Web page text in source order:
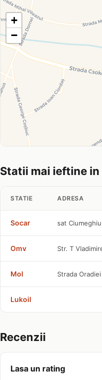
+
−
Statii mai ieftine in
STATIE ADRESA
Socar sat
Omv Str. T
Mol Strada Oradiei
Lukoil
Recenzii
Lasa un rating